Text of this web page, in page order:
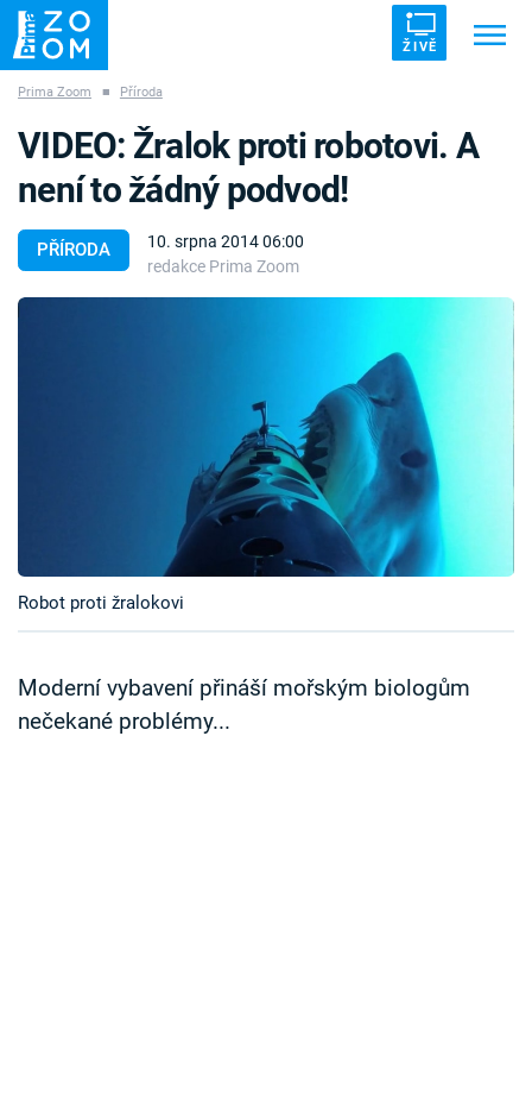
ŽIVĚ
ZÁHADY VETŘELCI DÁVNOVĚKU
Sledujte prima+
Přihlášení
Prima Zoom ■ Příroda
PŘÍRODA
10. srpna 2014 06:00
redakce Prima Zoom
VIDEO: Žralok proti robotovi. A
není to žádný podvod!
Robot proti žralokovi
Moderní vybavení přináší mořským biologům
nečekané problémy...